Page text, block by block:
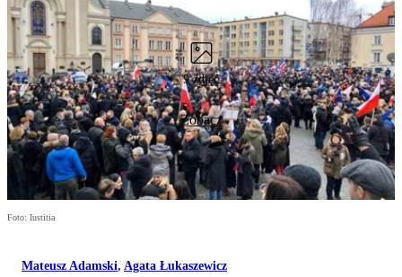
9 zdjęć
Zobacz
Foto: Iustitia
Mateusz Adamski, Agata Łukaszewicz